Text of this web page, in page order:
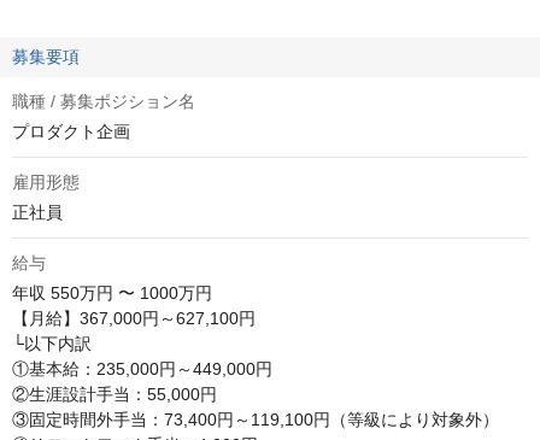
募集要項
職種 / 募集ポジション名
プロダクト企画
雇用形態
正社員
給与
年収 550万円 〜 1000万円
【月給】367,000円～627,100円
└以下内訳
①基本給：235,000円～449,000円
②生涯設計手当：55,000円
③固定時間外手当：73,400円～119,100円（等級により対象外）